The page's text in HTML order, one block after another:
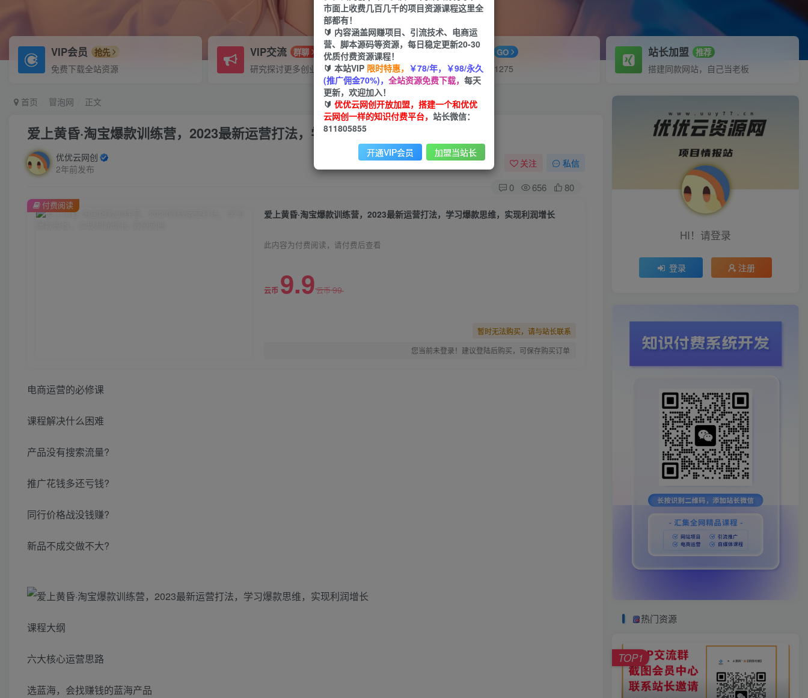
VIP会员 抢先
免费下载全站资源
VIP交流 群聊
研究探讨更多创业项目路子。
APP下载 GO
站长V：hu91275
站长加盟 推荐
搭建同款网站，自己当老板
首页 冒泡网 正文
爱上黄昏·淘宝爆款训练营，2023最新运营打法，学习爆款思维，实现利润增长
优优云网创
2年前发布
关注 私信
0 656 80
爱上黄昏·淘宝爆款训练营，2023最新运营打法，学习爆款思维，实现利润增长
此内容为付费阅读，请付费后查看
云币 9.9云币99
暂时无法购买，请与站长联系
您当前未登录！建议登陆后购买，可保存购买订单
付费阅读
电商运营的必修课
课程解决什么困难
产品没有搜索流量?
推广花钱多还亏钱?
同行价格战没钱赚?
新品不成交做不大?
课程大纲
六大核心运营思路
选蓝海，会找赚钱的蓝海产品
HI！请登录
登录 注册
热门资源
TOP1
市面上收费几百几千的项目资源课程这里全
部都有！
🔰 内容涵盖网赚项目、引流技术、电商运
营、脚本源码等资源，每日稳定更新20-30
优质付费资源课程！
🔰 本站VIP 限时特惠， ￥78/年，￥98/永久
(推广佣金70%)， 全站资源免费下载， 每天
更新，欢迎加入！
🔰 优优云网创开放加盟，搭建一个和优优
云网创一样的知识付费平台， 站长微信：
811805855
开通VIP会员 加盟当站长